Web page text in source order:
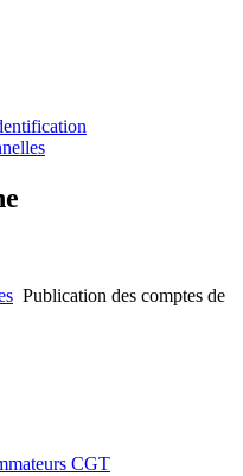
Publication des comptes de
CGT